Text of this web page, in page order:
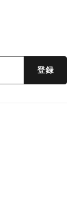
登録